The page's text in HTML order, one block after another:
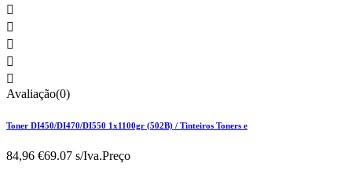





Avaliação(0)
Toner DI450/DI470/DI550 1x1100gr (502B) / Tinteiros Toners e
84,96 €69.07 s/Iva.Preço